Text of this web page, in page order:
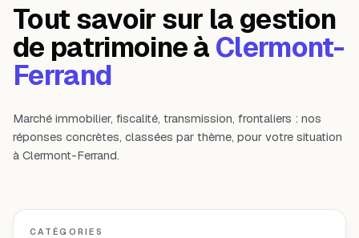
Tout savoir sur la gestion
de patrimoine à Clermont-
Ferrand
Marché immobilier, fiscalité, transmission, frontaliers : nos
réponses concrètes, classées par thème, pour votre situation
à Clermont-Ferrand.
CATÉGORIES